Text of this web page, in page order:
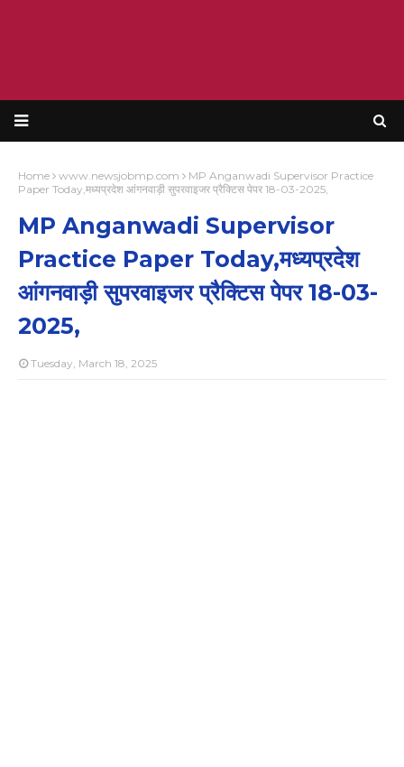
Home www.newsjobmp.com
MP Anganwadi Supervisor Practice
Paper Today,मध्यप्रदेश आंगनवाड़ी सुपरवाइजर प्रैक्टिस पेपर 18-03-2025,
MP Anganwadi Supervisor
Practice Paper Today,मध्यप्रदेश
आंगनवाड़ी सुपरवाइजर प्रैक्टिस पेपर 18-03-
2025,
Tuesday, March 18, 2025